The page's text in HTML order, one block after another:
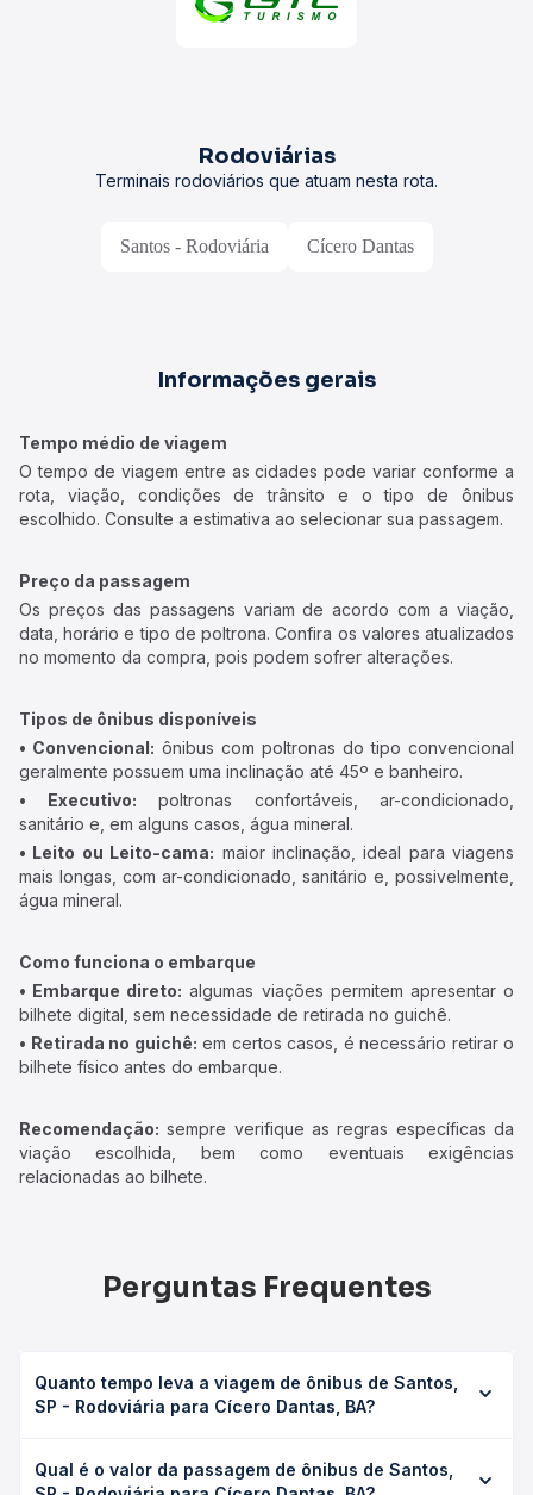
Rodoviárias
Terminais rodoviários que atuam nesta rota.
Santos - Rodoviária Cícero Dantas
Informações gerais
Tempo médio de viagem
O tempo de viagem entre as cidades pode variar conforme a
rota, viação, condições de trânsito e o tipo de ônibus
escolhido. Consulte a estimativa ao selecionar sua passagem.
Preço da passagem
Os preços das passagens variam de acordo com a viação,
data, horário e tipo de poltrona. Confira os valores atualizados
no momento da compra, pois podem sofrer alterações.
Tipos de ônibus disponíveis
• Convencional: ônibus com poltronas do tipo convencional
geralmente possuem uma inclinação até 45º e banheiro.
• Executivo: poltronas confortáveis, ar-condicionado,
sanitário e, em alguns casos, água mineral.
• Leito ou Leito-cama: maior inclinação, ideal para viagens
mais longas, com ar-condicionado, sanitário e, possivelmente,
água mineral.
Como funciona o embarque
• Embarque direto: algumas viações permitem apresentar o
bilhete digital, sem necessidade de retirada no guichê.
• Retirada no guichê: em certos casos, é necessário retirar o
bilhete físico antes do embarque.
Recomendação: sempre verifique as regras específicas da
viação escolhida, bem como eventuais exigências
relacionadas ao bilhete.
Perguntas Frequentes
Quanto tempo leva a viagem de ônibus de Santos,
SP - Rodoviária para Cícero Dantas, BA?
Cícero Dantas, BA leva em média 42h, podendo variar
Qual é o valor da passagem de ônibus de Santos,